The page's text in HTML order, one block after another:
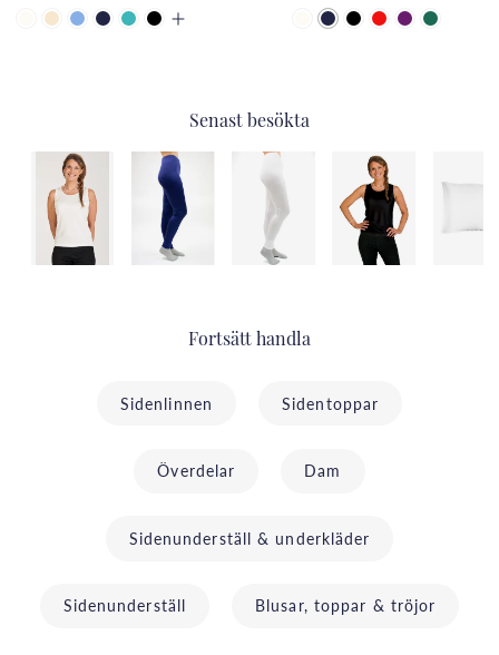
Senast besökta
Fortsätt handla
Sidenlinnen Sidentoppar
Överdelar Dam
Sidenunderställ & underkläder
Sidenunderställ Blusar, toppar & tröjor